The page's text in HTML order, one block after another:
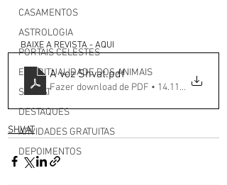
CASAMENTOS
ASTROLOGIA
PORTAIS CELESTES
ESPIRITUALIDADE DOS ANIMAIS
SHABAT
DESTAQUES
ATIVIDADES GRATUITAS
DEPOIMENTOS
BAIXE A REVISTA - AQUI
A voz Shvat.pdf
Fazer download de PDF • 14.11MB
SHVAT